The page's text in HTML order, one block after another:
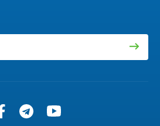
свято краси, мистецтва